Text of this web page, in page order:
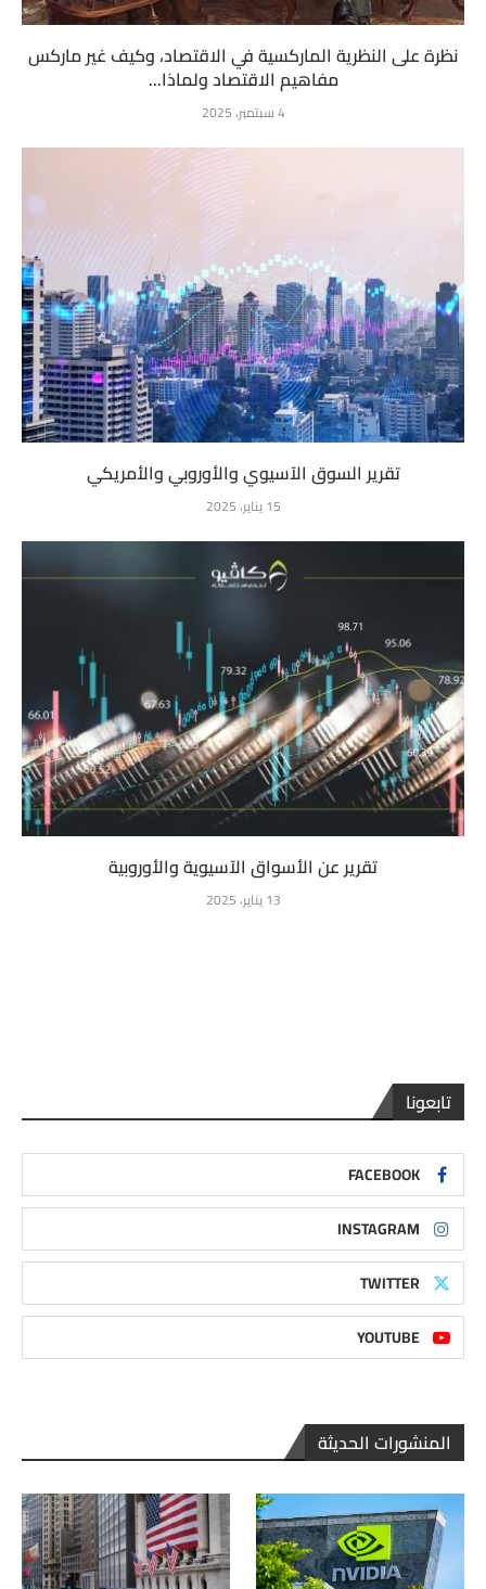
نظرة على النظرية الماركسية في الاقتصاد، وكيف غير ماركس
مفاهيم الاقتصاد ولماذا...
4 سبتمبر، 2025
تقرير السوق الآسيوي والأوروبي والأمريكي
15 يناير، 2025
تقرير عن الأسواق الآسيوية والأوروبية
13 يناير، 2025
تابعونا
FACEBOOK
INSTAGRAM
TWITTER
YOUTUBE
المنشورات الحديثة